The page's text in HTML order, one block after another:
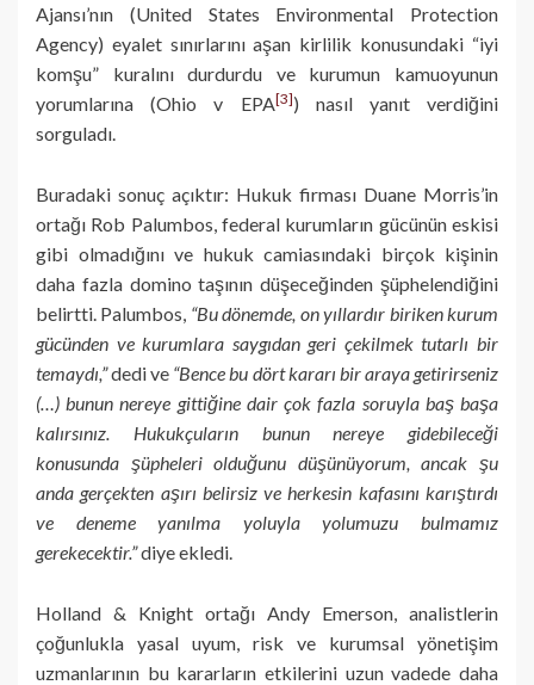
Ajansı’nın (United States Environmental Protection
Agency) eyalet sınırlarını aşan kirlilik konusundaki “iyi
komşu” kuralını durdurdu ve kurumun kamuoyunun
yorumlarına (Ohio v EPA[3]) nasıl yanıt verdiğini
sorguladı.
Buradaki sonuç açıktır: Hukuk firması Duane Morris’in
ortağı Rob Palumbos, federal kurumların gücünün eskisi
gibi olmadığını ve hukuk camiasındaki birçok kişinin
daha fazla domino taşının düşeceğinden şüphelendiğini
belirtti. Palumbos, “Bu dönemde, on yıllardır biriken kurum
gücünden ve kurumlara saygıdan geri çekilmek tutarlı bir
temaydı,”dedi ve “Bence bu dört kararı bir araya getirirseniz
(…) bunun nereye gittiğine dair çok fazla soruyla baş başa
kalırsınız. Hukukçuların bunun nereye gidebileceği
konusunda şüpheleri olduğunu düşünüyorum, ancak şu
anda gerçekten aşırı belirsiz ve herkesin kafasını karıştırdı
ve deneme yanılma yoluyla yolumuzu bulmamız
gerekecektir.”diye ekledi.
Holland & Knight ortağı Andy Emerson, analistlerin
çoğunlukla yasal uyum, risk ve kurumsal yönetişim
uzmanlarının bu kararların etkilerini uzun vadede daha